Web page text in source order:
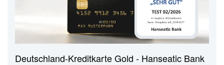
Deutschland-Kreditkarte Gold - Hanseatic Bank